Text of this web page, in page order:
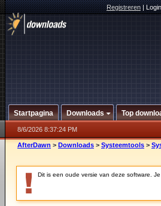
Registreren|
Startpagina Downloads Top
8/6/2026 8:37:24 PM
AfterDawn > Downloads > Systeemtools >
Dit is een oude versie van deze software.